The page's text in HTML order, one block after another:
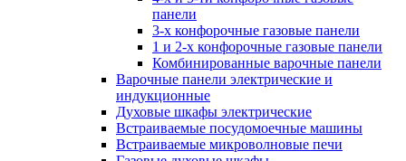
панели
3-х конфорочные газовые панели
1 и 2-х конфорочные газовые панели
Комбинированные варочные панели
Варочные панели электрические и
индукционные
Духовые шкафы электрические
Встраиваемые посудомоечные машины
Встраиваемые микроволновые печи